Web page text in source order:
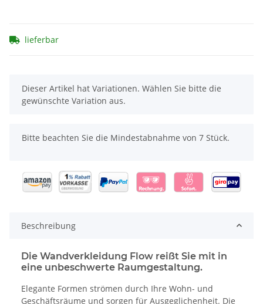
lieferbar
x
Dieser Artikel hat Variationen. Wählen Sie bitte die
gewünschte Variation aus.
x
Bitte beachten Sie die Mindestabnahme von 7 Stück.
Beschreibung
Die Wandverkleidung Flow reißt Sie mit in
eine unbeschwerte Raumgestaltung.
Elegante Formen strömen durch Ihre Wohn- und
Geschäftsräume und sorgen für Ausgeglichenheit. Die